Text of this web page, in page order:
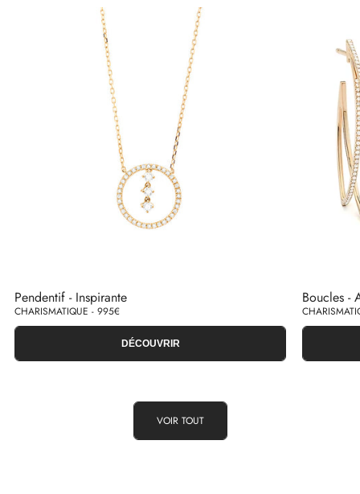
Pendentif - Inspirante
CHARISMATIQUE - 995€
DÉCOUVRIR
Boucles -
VOIR TOUT